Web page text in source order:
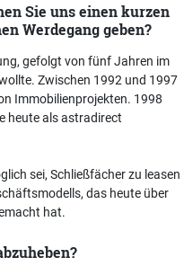
Sie uns einen kurzen
Werdegang geben?
gefolgt von fünf Jahren im
Zwischen 1992 und 1997
Immobilienprojekten. 1998
heute als astradirect
sei, Schließfächer zu leasen
das heute über
hat.